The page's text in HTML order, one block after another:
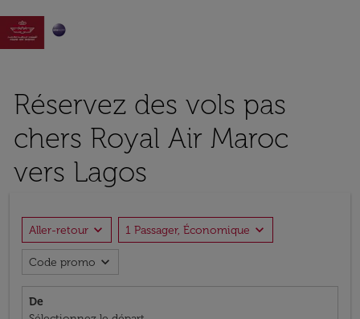

Réservez des vols pas
chers Royal Air Maroc
vers Lagos
Aller-retour expand_more 1 Passager, Économique expand_more
Code promo expand_more
De